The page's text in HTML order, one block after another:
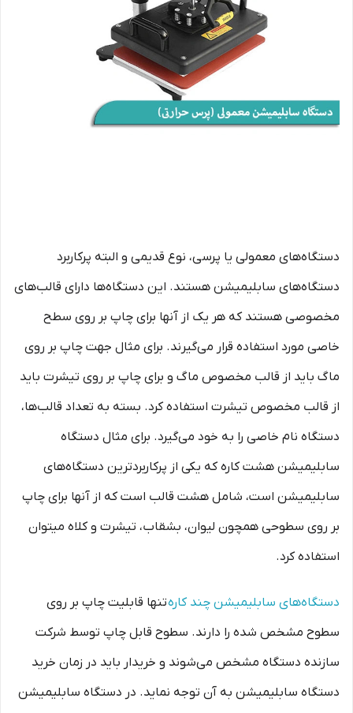
دستگاه‌های معمولی یا پرسی، نوع قدیمی و البته پرکاربرد
دستگاه‌های سابلیمیشن هستند. این دستگاه‌ها دارای قالب‌های
مخصوصی هستند که هر یک از آنها برای چاپ بر روی سطح
خاصی مورد استفاده قرار می‌گیرند. برای مثال جهت چاپ بر روی
ماگ باید از قالب مخصوص ماگ و برای چاپ بر روی تیشرت باید
از قالب مخصوص تیشرت استفاده کرد. بسته به تعداد قالب‌ها،
دستگاه نام خاصی را به خود می‌گیرد. برای مثال دستگاه
سابلیمیشن هشت کاره که یکی از پرکاربردترین دستگاه‌های
سابلیمیشن است، شامل هشت قالب است که از آنها برای چاپ
بر روی سطوحی همچون لیوان، بشقاب، تیشرت و کلاه میتوان
استفاده کرد.
دستگاه‌های سابلیمیشن چند کارهتنها قابلیت چاپ بر روی
سطوح مشخص شده را دارند. سطوح قابل چاپ توسط شرکت
سازنده دستگاه مشخص می‌شوند و خریدار باید در زمان خرید
دستگاه سابلیمیشن به آن توجه نماید. در دستگاه سابلیمیشن